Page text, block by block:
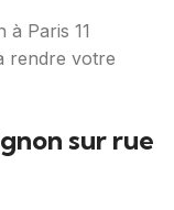
Paris 11
rendre votre
sur rue